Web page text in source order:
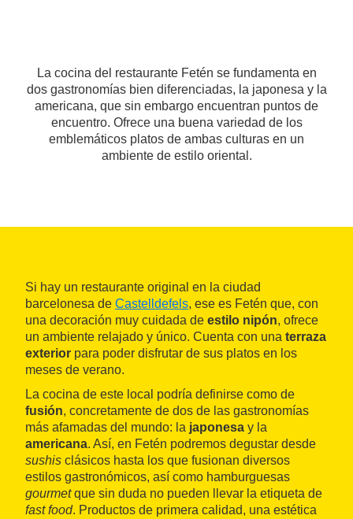
La cocina del restaurante Fetén se fundamenta en
dos gastronomías bien diferenciadas, la japonesa y la
americana, que sin embargo encuentran puntos de
encuentro. Ofrece una buena variedad de los
emblemáticos platos de ambas culturas en un
ambiente de estilo oriental.
Si hay un restaurante original en la ciudad
barcelonesa de Castelldefels, ese es Fetén que, con
una decoración muy cuidada de estilo nipón, ofrece
un ambiente relajado y único. Cuenta con una terraza
exterior para poder disfrutar de sus platos en los
meses de verano.
La cocina de este local podría definirse como de
fusión, concretamente de dos de las gastronomías
más afamadas del mundo: la japonesa y la
americana. Así, en Fetén podremos degustar desde
sushis clásicos hasta los que fusionan diversos
estilos gastronómicos, así como hamburguesas
gourmetque sin duda no pueden llevar la etiqueta de
fast food. Productos de primera calidad, una estética